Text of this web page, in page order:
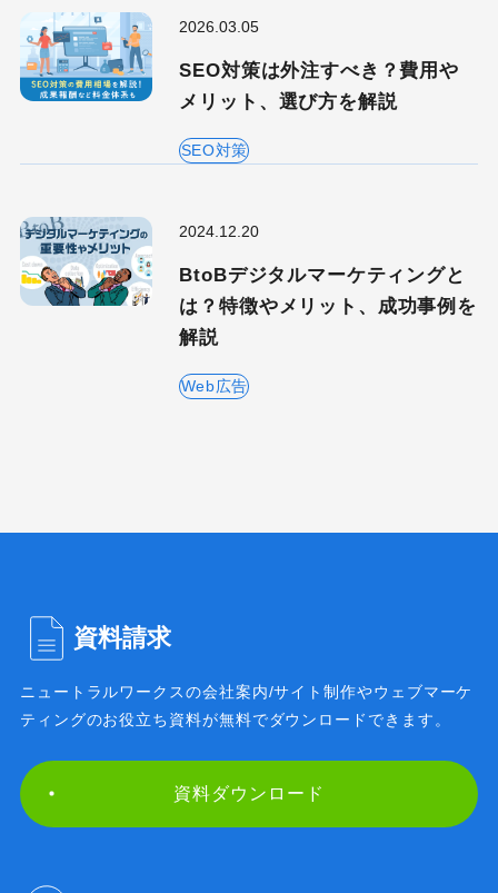
2026.03.05
SEO対策は外注すべき？費用や
メリット、選び方を解説
SEO対策
2024.12.20
BtoBデジタルマーケティングと
は？特徴やメリット、成功事例を
解説
Web広告
資料請求
ニュートラルワークスの会社案内/サイト制作やウェブマーケ
ティングのお役立ち資料が無料でダウンロードできます。
資料ダウンロード